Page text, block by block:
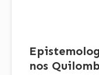
nos